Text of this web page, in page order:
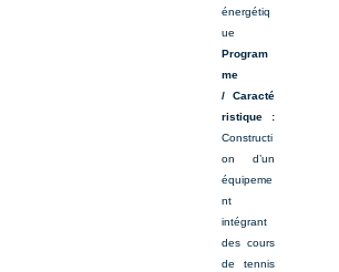
énergétiq
ue
Program
me
/ Caracté
ristique :
Constructi
on d’un
équipeme
nt
intégrant
des cours
de tennis